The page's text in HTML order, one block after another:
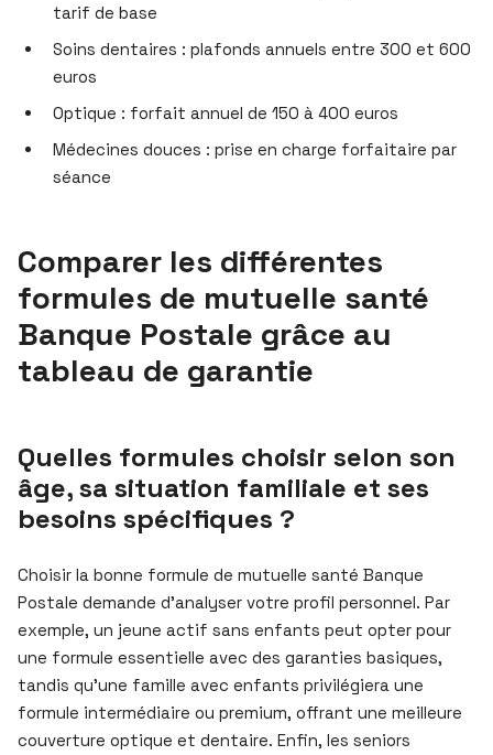
tarif de base
Soins dentaires : plafonds annuels entre 300 et 600
euros
Optique : forfait annuel de 150 à 400 euros
Médecines douces : prise en charge forfaitaire par
séance
Comparer les différentes
formules de mutuelle santé
Banque Postale grâce au
tableau de garantie
Quelles formules choisir selon son
âge, sa situation familiale et ses
besoins spécifiques ?
Choisir la bonne formule de mutuelle santé Banque
Postale demande d’analyser votre profil personnel. Par
exemple, un jeune actif sans enfants peut opter pour
une formule essentielle avec des garanties basiques,
tandis qu’une famille avec enfants privilégiera une
formule intermédiaire ou premium, offrant une meilleure
couverture optique et dentaire. Enfin, les seniors